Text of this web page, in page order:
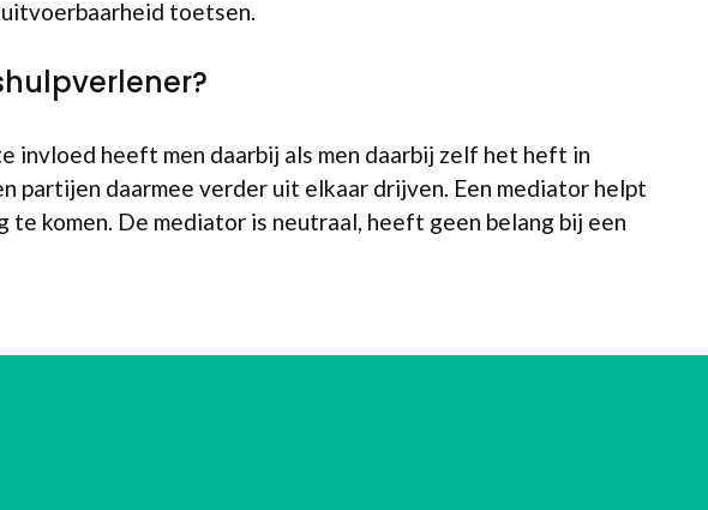
toetsen.
invloed heeft men daarbij als men daarbij zelf het heft in
partijen daarmee verder uit elkaar drijven. Een mediator helpt
komen. De mediator is neutraal, heeft geen belang bij een